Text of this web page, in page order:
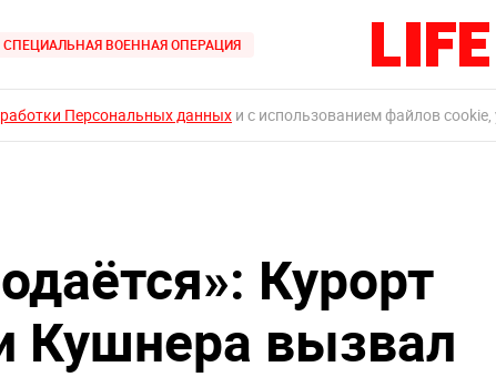
СПЕЦИАЛЬНАЯ ВОЕННАЯ ОПЕРАЦИЯ
Персональных данных и с использованием файлов
Курорт
Кушнера вызвал